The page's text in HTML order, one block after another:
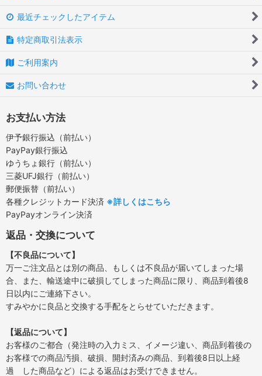
最近チェックしたアイテム
特定商取引法表示
ご利用案内
お問い合わせ
お支払い方法
伊予銀行振込（前払い）
PayPay銀行振込
ゆうちょ銀行（前払い）
三菱UFJ銀行（前払い）
郵便振替（前払い）
各種クレジットカード決済 ※詳しくはこちら
PayPayオンライン決済
返品・交換について
【不良品について】
万一ご注文品とは別の商品、もしくは不良品が届いてしまった場
合、また、輸送途中に破損してしまった商品に限り、商品到着後8
日以内にご連絡下さい。
すみやかに良品と交換する手配をとらせていただきます。
【返品について】
お客様のご都合（発注時の入力ミス、イメージ違い、商品到着後の
お客様での商品汚損、破損、開封済みの商品、到着後8日以上経
過 した商品など）による返品はお受けできません。